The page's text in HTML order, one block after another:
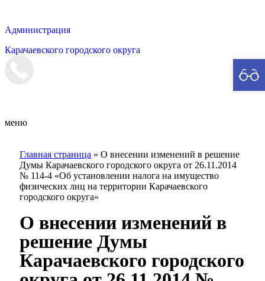
Администрация
Карачаевского городского округа
меню
Главная страница » О внесении изменений в решение
Думы Карачаевского городского округа от 26.11.2014
№ 114-4 «Об установлении налога на имущество
физических лиц на территории Карачаевского
городского округа»
О внесении изменений в
решение Думы
Карачаевского городского